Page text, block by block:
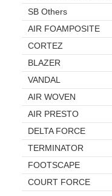
SB Others
AIR FOAMPOSITE
CORTEZ
BLAZER
VANDAL
AIR WOVEN
AIR PRESTO
DELTA FORCE
TERMINATOR
FOOTSCAPE
COURT FORCE